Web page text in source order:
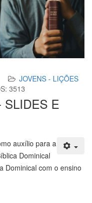
JOVENS - LIÇÕES
3513
SLIDES E
auxílio para a
Dominical
Dominical com o ensino